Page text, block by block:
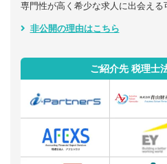
専門性が高く希少な求人に出会える
非公開の理由はこちら
ご紹介先 税理士